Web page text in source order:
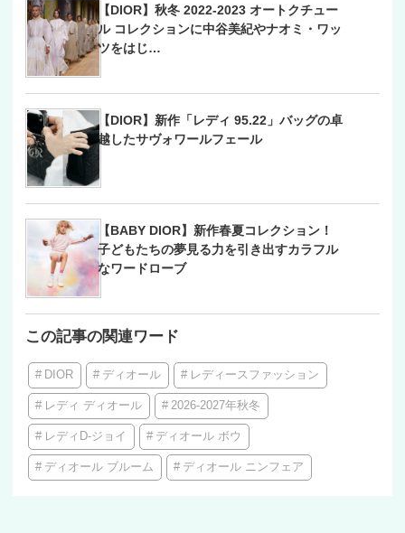
【DIOR】秋冬 2022-2023 オートクチュー
ル コレクションに中谷美紀やナオミ・ワッ
ツをはじ…
【DIOR】新作「レディ 95.22」バッグの卓
越したサヴォワールフェール
【BABY DIOR】新作春夏コレクション！
子どもたちの夢見る力を引き出すカラフル
なワードローブ
この記事の関連ワード
DIOR ディオール レディースファッション
レディ ディオール 2026-2027年秋冬
レディD-ジョイ ディオール ボウ
ディオール ブルーム ディオール ニンフェア